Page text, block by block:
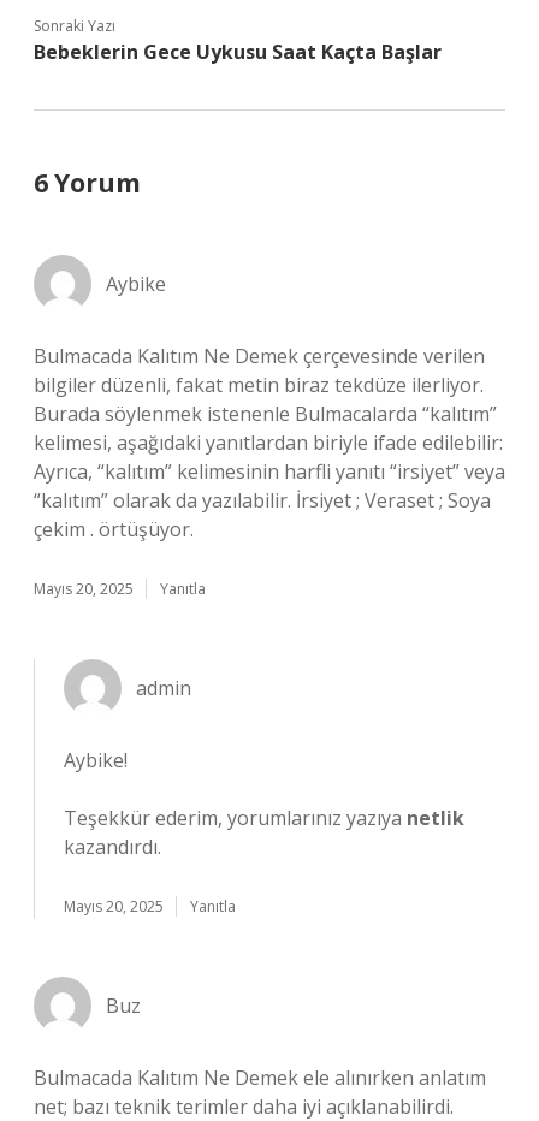
Sonraki Yazı
Bebeklerin Gece Uykusu Saat Kaçta Başlar
6 Yorum
Aybike
Bulmacada Kalıtım Ne Demek çerçevesinde verilen
bilgiler düzenli, fakat metin biraz tekdüze ilerliyor.
Burada söylenmek istenenle Bulmacalarda “kalıtım”
kelimesi, aşağıdaki yanıtlardan biriyle ifade edilebilir:
Ayrıca, “kalıtım” kelimesinin harfli yanıtı “irsiyet” veya
“kalıtım” olarak da yazılabilir. İrsiyet ; Veraset ; Soya
çekim . örtüşüyor.
Mayıs 20, 2025 Yanıtla
admin
Aybike!
Teşekkür ederim, yorumlarınız yazıya netlik
kazandırdı.
Mayıs 20, 2025 Yanıtla
Buz
Bulmacada Kalıtım Ne Demek ele alınırken anlatım
net; bazı teknik terimler daha iyi açıklanabilirdi.